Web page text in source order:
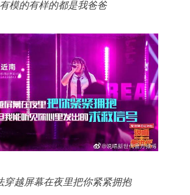
有模的有样的都是我爸爸
穿越屏幕在夜里把你紧紧拥抱